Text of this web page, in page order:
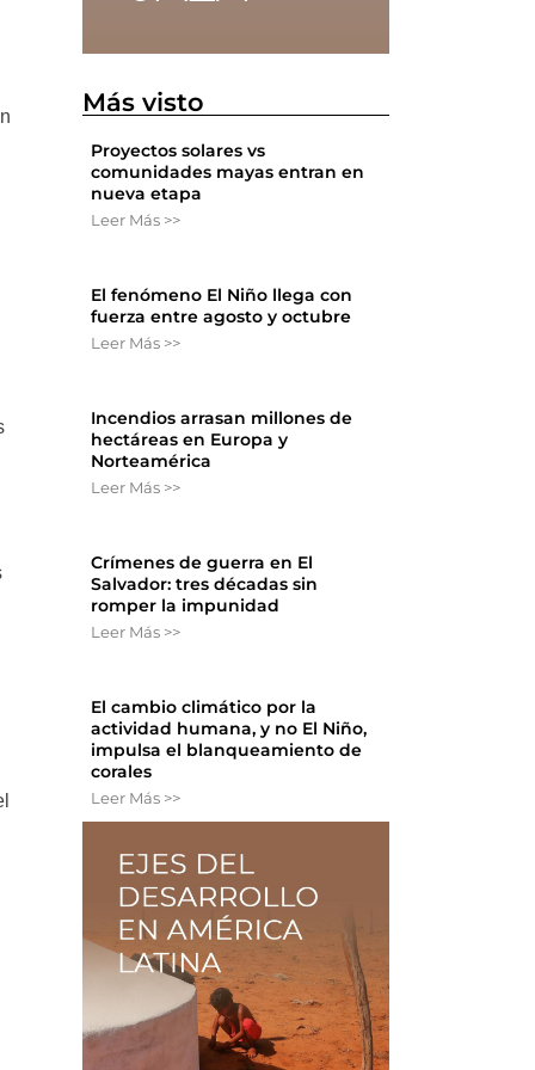
Más visto
Proyectos solares vs
comunidades mayas entran en
nueva etapa
Leer Más >>
El fenómeno El Niño llega con
fuerza entre agosto y octubre
Leer Más >>
Incendios arrasan millones de
hectáreas en Europa y
Norteamérica
Leer Más >>
Crímenes de guerra en El
Salvador: tres décadas sin
romper la impunidad
Leer Más >>
El cambio climático por la
actividad humana, y no El Niño,
impulsa el blanqueamiento de
corales
Leer Más >>